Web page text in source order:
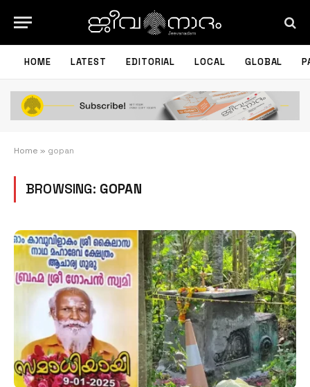
HOME LATEST EDITORIAL LOCAL GLOBAL
Home » gopan
BROWSING: GOPAN